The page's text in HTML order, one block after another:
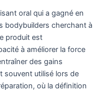
oral qui a gagné en
bodybuilders cherchant à
produit est
à améliorer la force
des gains
souvent utilisé lors de
où la définition